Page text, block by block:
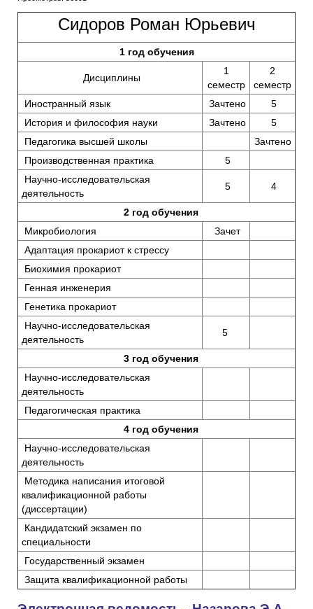
Сидоров Роман Юрьевич
1 год обучения
Дисциплины
1
семестр
2
семестр
Иностранный язык
Зачтено
5
История и философия науки
Зачтено
5
Педагогика высшей школы
Зачтено
Производственная практика
5
Научно-исследовательская
деятельность
5 4
2 год обучения
Микробиология
Зачет
Адаптация прокариот к стрессу
Биохимия прокариот
Генная инженерия
Генетика прокариот
Научно-исследовательская
деятельность
5
3 год обучения
Научно-исследовательская
деятельность
Педагогическая практика
4 год обучения
Научно-исследовательская
деятельность
Методика написания итоговой
квалификационной работы
(диссертации)
Кандидатский экзамен по
специальности
Государственный экзамен
Защита квалификационной работы